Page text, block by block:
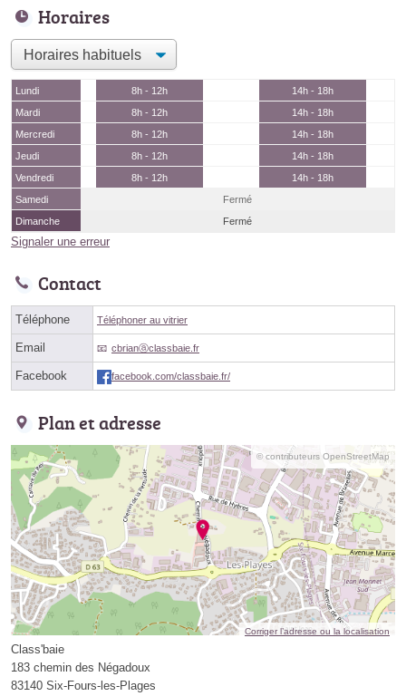
Horaires
Lundi 8h - 12h
14h - 18h
Mardi
8h - 12h
14h - 18h
Mercredi
8h - 12h
14h - 18h
Jeudi
8h - 12h
14h - 18h
Vendredi
8h - 12h
14h - 18h
Samedi
Fermé
Dimanche
Fermé
Signaler une erreur
Contact
Téléphone Téléphoner au vitrier
Email cbrianⓐclassbaie.fr
Facebook facebook.com/classbaie.fr/
Plan et adresse
© contributeurs OpenStreetMap
Corriger l’adresse ou la localisation
Class'baie
183 chemin des Négadoux
83140 Six-Fours-les-Plages